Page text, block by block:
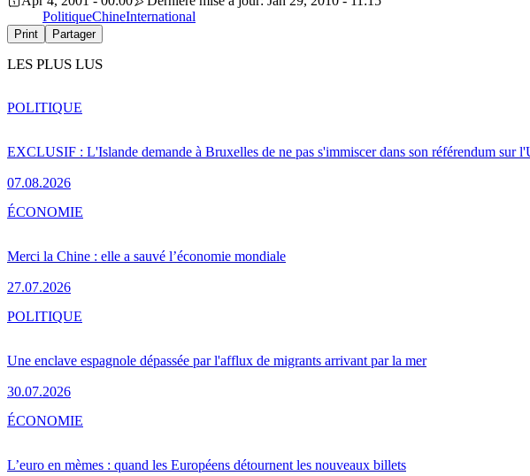
PolitiqueChineInternational
Print Partager
LES PLUS LUS
EXCLUSIF : L'Islande demande à Bruxelles de ne pas s'immiscer dans son référendum sur
07.08.2026
POLITIQUE
Merci la Chine : elle a sauvé l’économie mondiale
27.07.2026
ÉCONOMIE
Une enclave espagnole dépassée par l'afflux de migrants arrivant par la mer
30.07.2026
POLITIQUE
L’euro en mèmes : quand les Européens détournent les nouveaux billets
ÉCONOMIE